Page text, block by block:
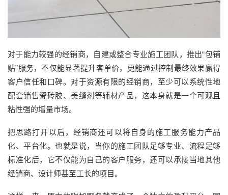
对于能力较强的经销商，自建或整合专业施工团队，推出“包铺
贴”服务，不仅能显著提升客单价，更能通过控制最终效果赢得
客户信任和口碑。对于资源有限的经销商，至少可以系统性地
配套销售瓷砖胶、美缝剂等辅材产品，这本身就是一个可观且
粘性强的增量市场。
把思路打开以后，经销商还可以将自身的施工服务能力产品
化、平台化。也就是说，当你的施工团队足够专业、流程足够
标准化后，它不仅能为自己的客户服务，还可以承接当地其他
经销商、设计师甚至工长的项目。